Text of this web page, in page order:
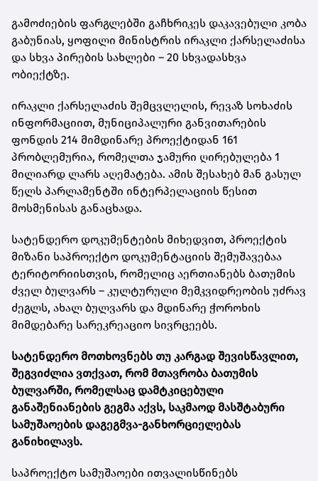
გამოძიების ფარგლებში გაჩხრიკეს დაკავებული კობა
გაბუნიას, ყოფილი მინისტრის ირაკლი ქარსელაძისა
და სხვა პირების სახლები – 20 სხვადასხვა
ობიექტზე.
ირაკლი ქარსელაძის შემცვლელის, რევაზ სოხაძის
ინფორმაციით, მუნიციპალური განვითარების
ფონდის 214 მიმდინარე პროექტიდან 161
პრობლემურია, რომელთა ჯამური ღირებულება 1
მილიარდ ლარს აღემატება. ამის შესახებ მან გასულ
წელს პარლამენტში ინტერპელაციის წესით
მოსმენისას განაცხადა.
სატენდერო დოკუმენტების მიხედვით, პროექტის
მიზანი საპროექტო დოკუმენტაციის შემუშავებაა
ტერიტორიისთვის, რომელიც აერთიანებს ბათუმის
ძველ ბულვარს – კულტურული მემკვიდრეობის უძრავ
ძეგლს, ახალ ბულვარს და მდინარე ჭოროხის
მიმდებარე სარეკრეაციო სივრცეებს.
სატენდერო მოთხოვნებს თუ კარგად შევისწავლით,
შეგვიძლია ვთქვათ, რომ მთავრობა ბათუმის
ბულვარში, რომელსაც დამტკიცებული
განაშენიანების გეგმა აქვს, საკმაოდ მასშტაბური
სამუშაოების დაგეგმვა-განხორციელებას
განიხილავს.
საპროექტო სამუშაოები ითვალისწინებს